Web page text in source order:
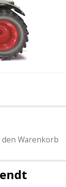
den Warenkorb